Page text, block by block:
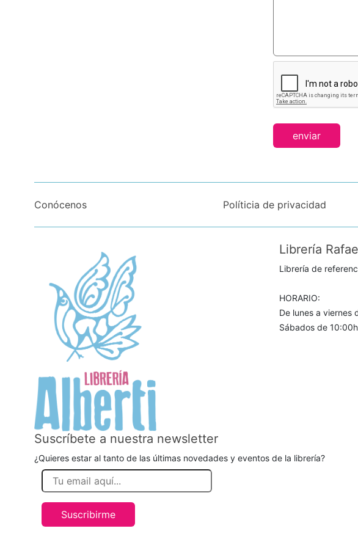
enviar
Conócenos Políticia de privacidad
Librería
Librería de
HORARIO:
De lunes a viernes
Sábados de
Suscríbete a nuestra newsletter
¿Quieres estar al tanto de las últimas novedades y eventos de la librería?
Suscribirme